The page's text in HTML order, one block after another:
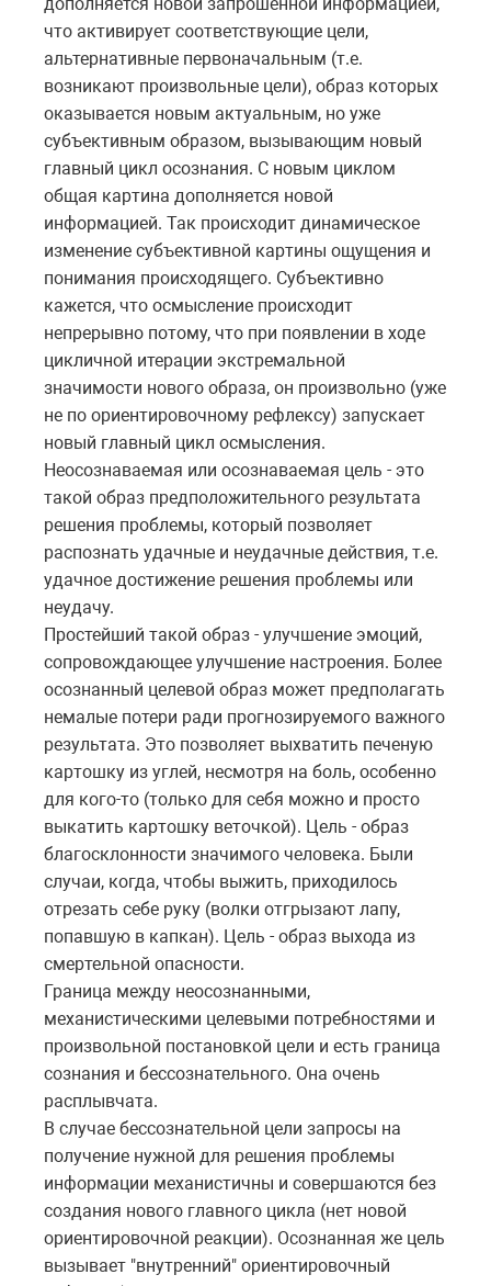
дополняется новой запрошенной информацией,
что активирует соответствующие цели,
альтернативные первоначальным (т.е.
возникают произвольные цели), образ которых
оказывается новым актуальным, но уже
субъективным образом, вызывающим новый
главный цикл осознания. С новым циклом
общая картина дополняется новой
информацией. Так происходит динамическое
изменение субъективной картины ощущения и
понимания происходящего. Субъективно
кажется, что осмысление происходит
непрерывно потому, что при появлении в ходе
цикличной итерации экстремальной
значимости нового образа, он произвольно (уже
не по ориентировочному рефлексу) запускает
новый главный цикл осмысления.
Неосознаваемая или осознаваемая цель - это
такой образ предположительного результата
решения проблемы, который позволяет
распознать удачные и неудачные действия, т.е.
удачное достижение решения проблемы или
неудачу.
Простейший такой образ - улучшение эмоций,
сопровождающее улучшение настроения. Более
осознанный целевой образ может предполагать
немалые потери ради прогнозируемого важного
результата. Это позволяет выхватить печеную
картошку из углей, несмотря на боль, особенно
для кого-то (только для себя можно и просто
выкатить картошку веточкой). Цель - образ
благосклонности значимого человека. Были
случаи, когда, чтобы выжить, приходилось
отрезать себе руку (волки отгрызают лапу,
попавшую в капкан). Цель - образ выхода из
смертельной опасности.
Граница между неосознанными,
механистическими целевыми потребностями и
произвольной постановкой цели и есть граница
сознания и бессознательного. Она очень
расплывчата.
В случае бессознательной цели запросы на
получение нужной для решения проблемы
информации механистичны и совершаются без
создания нового главного цикла (нет новой
ориентировочной реакции). Осознанная же цель
вызывает "внутренний" ориентировочный